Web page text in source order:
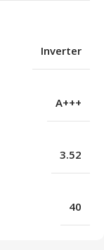
Inverter
A+++
3.52
40